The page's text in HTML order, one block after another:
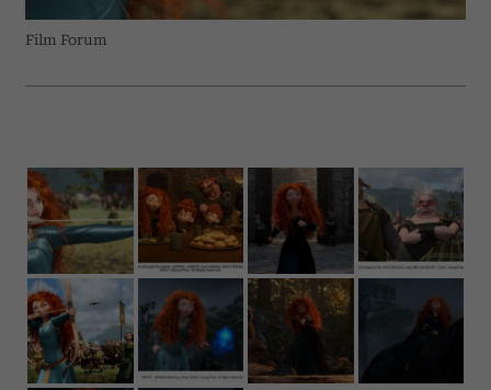
Film Forum